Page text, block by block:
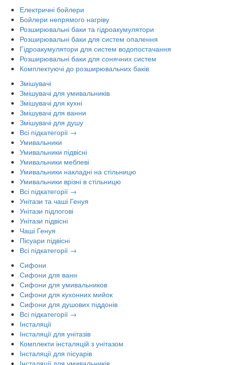
Електричні бойлери
Бойлери непрямого нагріву
Розширювальні баки та гідроакумулятори
Розширювальні баки для систем опалення
Гідроакумулятори для систем водопостачання
Розширювальні баки для сонячних систем
Комплектуючі до розширювальних баків
Змішувачі
Змішувачі для умивальників
Змішувачі для кухні
Змішувачі для ванни
Змішувачі для душу
Всі підкатегорії →
Умивальники
Умивальники підвісні
Умивальники меблеві
Умивальники накладні на стільницю
Умивальники врізні в стільницю
Всі підкатегорії →
Унітази та чаші Генуя
Унітази підлогові
Унітази підвісні
Чаші Генуя
Пісуари підвісні
Всі підкатегорії →
Сифони
Сифони для ванн
Сифони для умивальников
Сифони для кухонних мийок
Сифони для душових піддонів
Всі підкатегорії →
Інсталяції
Інсталяції для унітазів
Комплекти інсталяцій з унітазом
Інсталяції для пісуарів
Інсталяції для умивальників